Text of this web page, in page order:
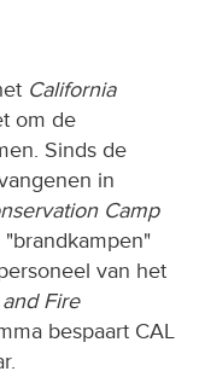
California
om de
Sinds de
in
Camp
van het
Fire
bespaart CAL